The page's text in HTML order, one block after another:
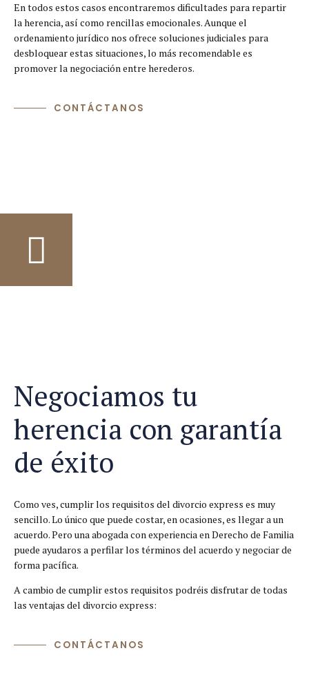
En todos estos casos encontraremos dificultades para repartir
la herencia, así como rencillas emocionales. Aunque el
ordenamiento jurídico nos ofrece soluciones judiciales para
desbloquear estas situaciones, lo más recomendable es
promover la negociación entre herederos.
CONTÁCTANOS
Negociamos tu
herencia con garantía
de éxito
Como ves, cumplir los requisitos del divorcio express es muy
sencillo. Lo único que puede costar, en ocasiones, es llegar a un
acuerdo. Pero una abogada con experiencia en Derecho de Familia
puede ayudaros a perfilar los términos del acuerdo y negociar de
forma pacífica.
A cambio de cumplir estos requisitos podréis disfrutar de todas
las ventajas del divorcio express:
CONTÁCTANOS